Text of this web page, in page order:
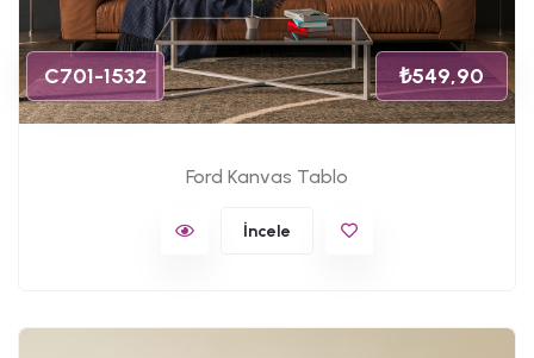
C701-1532 ₺549,90
Ford Kanvas Tablo
İncele